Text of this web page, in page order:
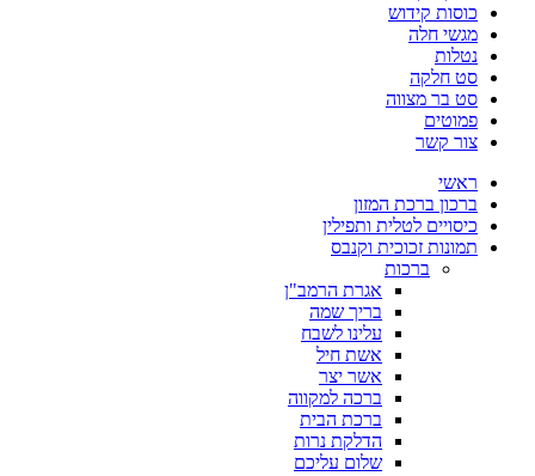
כוסות קידוש
מגשי חלה
נטלות
סט חלקה
סט בר מצווה
פמוטים
צור קשר
ראשי
ברכון ברכת המזון
כיסויים לטלית ותפילין
תמונות זכוכית וקנבס
ברכות
אגרת הרמב"ן
בריך שמה
עלינו לשבח
אשת חיל
אשר יצר
ברכה למקווה
ברכת הבית
הדלקת נרות
שלום עליכם